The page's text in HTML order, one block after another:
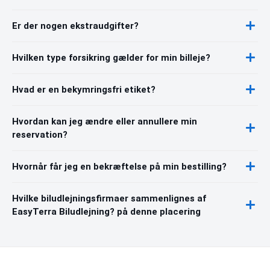
Er der nogen ekstraudgifter?
Hvilken type forsikring gælder for min billeje?
Hvad er en bekymringsfri etiket?
Hvordan kan jeg ændre eller annullere min
reservation?
Hvornår får jeg en bekræftelse på min bestilling?
Hvilke biludlejningsfirmaer sammenlignes af
EasyTerra Biludlejning? på denne placering